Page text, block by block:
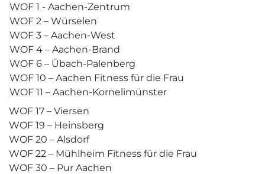
WOF 1 - Aachen-Zentrum
WOF 2 – Würselen
WOF 3 – Aachen-West
WOF 4 – Aachen-Brand
WOF 6 – Übach-Palenberg
WOF 10 – Aachen Fitness für die Frau
WOF 11 – Aachen-Kornelimünster
WOF 17 – Viersen
WOF 19 – Heinsberg
WOF 20 – Alsdorf
WOF 22 – Mühlheim Fitness für die Frau
WOF 30 – Pur Aachen